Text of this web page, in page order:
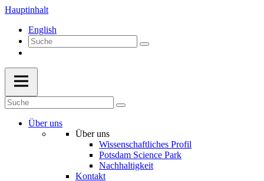
Hauptinhalt
English
Über uns
Über uns
Wissenschaftliches Profil
Potsdam Science Park
Nachhaltigkeit
Kontakt